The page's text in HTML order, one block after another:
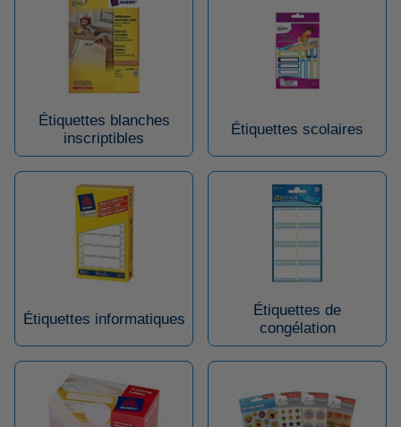
Étiquettes blanches
inscriptibles
Étiquettes scolaires
Étiquettes informatiques
Étiquettes de
congélation